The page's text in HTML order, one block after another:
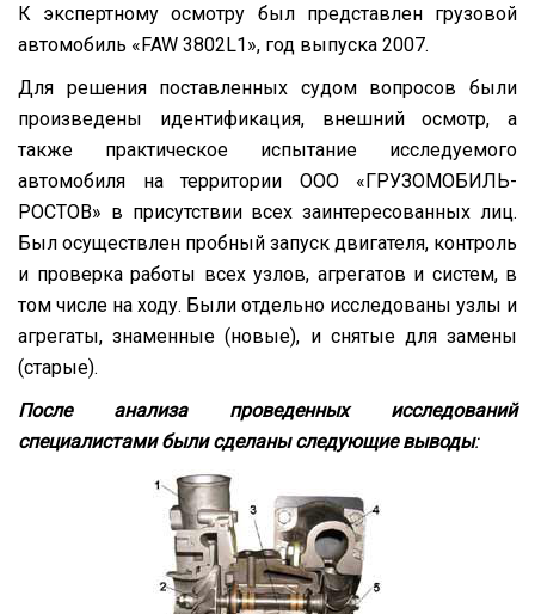
К экспертному осмотру был представлен грузовой
автомобиль «FAW 3802L1», год выпуска 2007.
Для решения поставленных судом вопросов были
произведены идентификация, внешний осмотр, а
также практическое испытание исследуемого
автомобиля на территории ООО «ГРУЗОМОБИЛЬ-
РОСТОВ» в присутствии всех заинтересованных лиц.
Был осуществлен пробный запуск двигателя, контроль
и проверка работы всех узлов, агрегатов и систем, в
том числе на ходу. Были отдельно исследованы узлы и
агрегаты, знаменные (новые), и снятые для замены
(старые).
После анализа проведенных исследований
специалистами были сделаны следующие выводы: